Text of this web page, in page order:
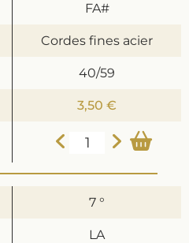
FA#
Cordes fines acier
40/59
3,50 €
7 °
LA